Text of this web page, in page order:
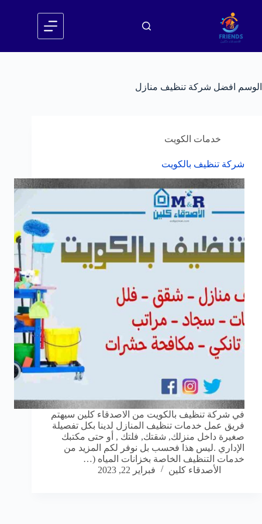
المحتوى
الوسم افضل شركة تنظيف منازل
خدمات الكويت
شركة تنظيف بالكويت
في شركة تنظيف بالكويت من الاصدقاء كلين سيهتم
فريق عمل خدمات تنظيف المنازل لدينا بكل تفصيلة
صغيرة داخل منزلك, شقتك, فلتك , أو حتى مكتبك
الإداري .ليس هذا فحسب بل نوفر لكم المزيد من
خدمات التنظيف الخاصة بخزانات المياه (…
الأصدقاء كلين
فبراير 22, 2023